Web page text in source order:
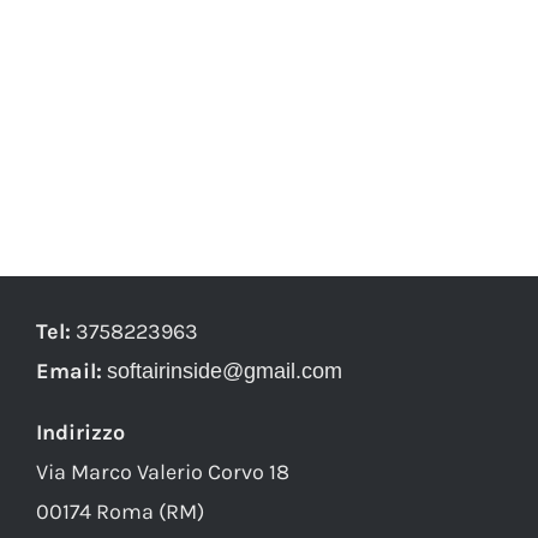
Tel: 3758223963
Email: softairinside@gmail.com
Indirizzo
Via Marco Valerio Corvo 18
00174 Roma (RM)